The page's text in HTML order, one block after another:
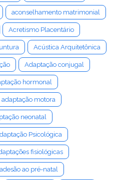
aconselhamento matrimonial
Acretismo Placentário
Acústica Arquitetônica
Adaptação conjugal
hormonal
adaptação motora
neonatal
Psicológica
fisiológicas
adesão ao pré-natal